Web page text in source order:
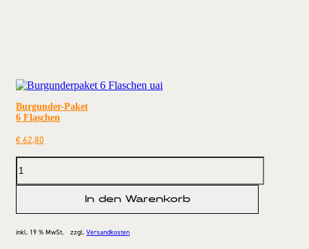
Burgunder-Paket
6 Flaschen
€62,80
In den Warenkorb
inkl. 19 % MwSt. zzgl. Versandkosten